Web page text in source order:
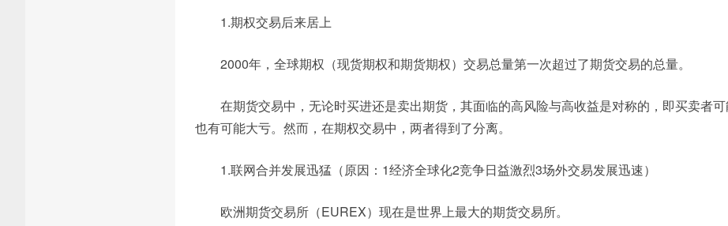
1.期权交易后来居上
2000年，全球期权（现货期权和期货期权）交易总量第一次超过了期货交易的总量。
在期货交易中，无论时买进还是卖出期货，其面临的高风险与高收益是对称的，即买卖者
也有可能大亏。然而，在期权交易中，两者得到了分离。
1.联网合并发展迅猛（原因：1经济全球化2竞争日益激烈3场外交易发展迅速）
欧洲期货交易所（EUREX）现在是世界上最大的期货交易所。